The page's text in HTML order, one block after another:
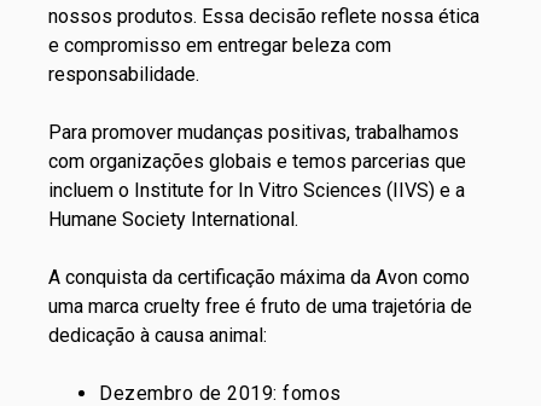
nossos produtos. Essa decisão reflete nossa ética
e compromisso em entregar beleza com
responsabilidade.
Para promover mudanças positivas, trabalhamos
com organizações globais e temos parcerias que
incluem o Institute for In Vitro Sciences (IIVS) e a
Humane Society International.
A conquista da certificação máxima da Avon como
uma marca cruelty free é fruto de uma trajetória de
dedicação à causa animal:
Dezembro de 2019: fomos